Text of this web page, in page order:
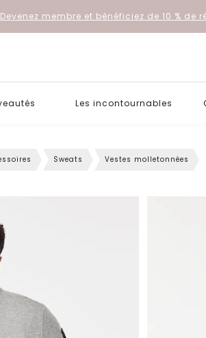
Devenez membre et bénéficiez de 10 % de
Les incontournables
Sweats Vestes molletonnées